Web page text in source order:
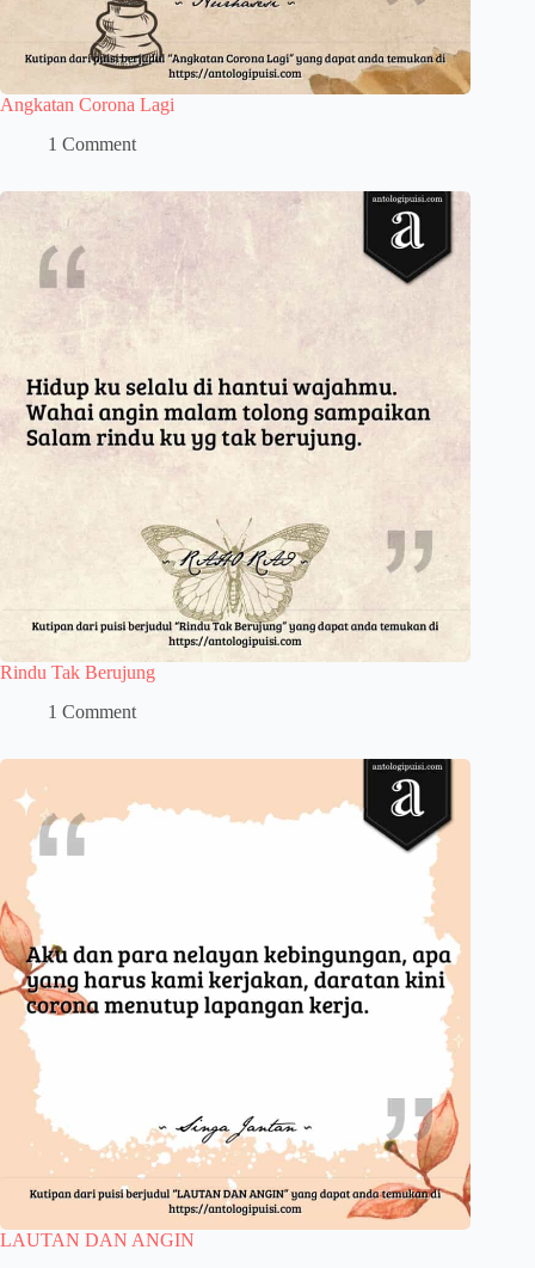
Angkatan Corona Lagi
1 Comment
Rindu Tak Berujung
1 Comment
LAUTAN DAN ANGIN